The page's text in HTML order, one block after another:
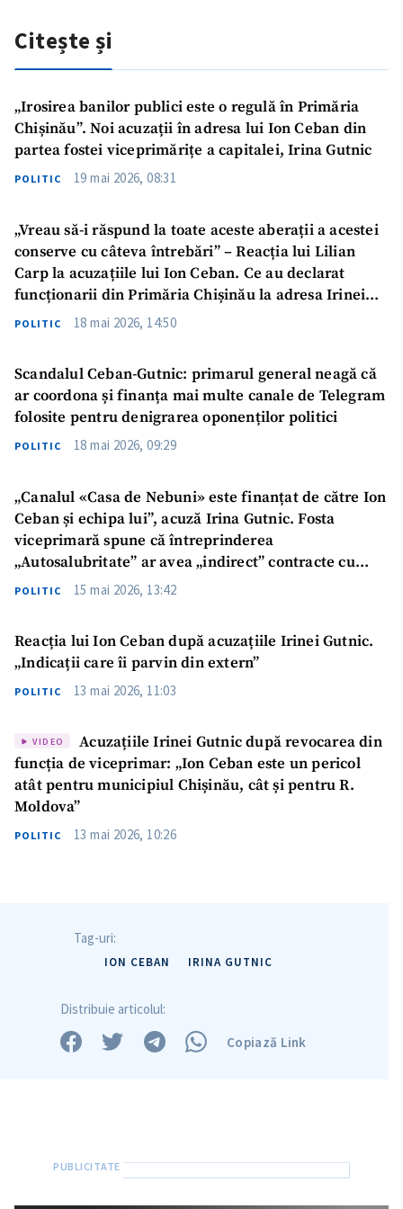
Citește și
„Irosirea banilor publici este o regulă în Primăria
Chișinău”. Noi acuzații în adresa lui Ion Ceban din
partea fostei viceprimărițe a capitalei, Irina Gutnic
POLITIC 19 mai 2026, 08:31
„Vreau să-i răspund la toate aceste aberații a acestei
conserve cu câteva întrebări” – Reacția lui Lilian
Carp la acuzațiile lui Ion Ceban. Ce au declarat
funcționarii din Primăria Chișinău la adresa Irinei
Gutnic
POLITIC 18 mai 2026, 14:50
Scandalul Ceban-Gutnic: primarul general neagă că
ar coordona și finanța mai multe canale de Telegram
folosite pentru denigrarea oponenților politici
POLITIC 18 mai 2026, 09:29
„Canalul «Casa de Nebuni» este finanțat de către Ion
Ceban și echipa lui”, acuză Irina Gutnic. Fosta
viceprimară spune că întreprinderea
„Autosalubritate” ar avea „indirect” contracte cu
canale de Telegram
POLITIC 15 mai 2026, 13:42
Reacția lui Ion Ceban după acuzațiile Irinei Gutnic.
„Indicații care îi parvin din extern”
POLITIC 13 mai 2026, 11:03
VIDEO
Acuzațiile Irinei Gutnic după revocarea din
funcția de viceprimar: „Ion Ceban este un pericol
atât pentru municipiul Chișinău, cât și pentru R.
Moldova”
POLITIC 13 mai 2026, 10:26
Tag-uri:
ION CEBAN IRINA GUTNIC
Distribuie articolul:
Copiază Link